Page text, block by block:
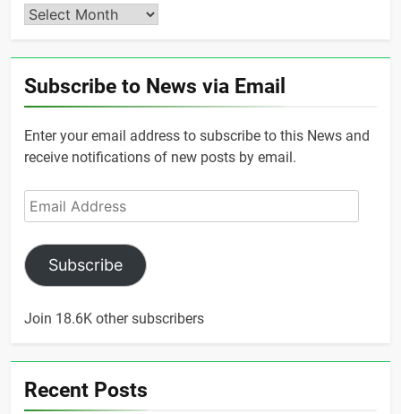
Archives
Subscribe to News via Email
Enter your email address to subscribe to this News and
receive notifications of new posts by email.
Email
Address
Subscribe
Join 18.6K other subscribers
Recent Posts